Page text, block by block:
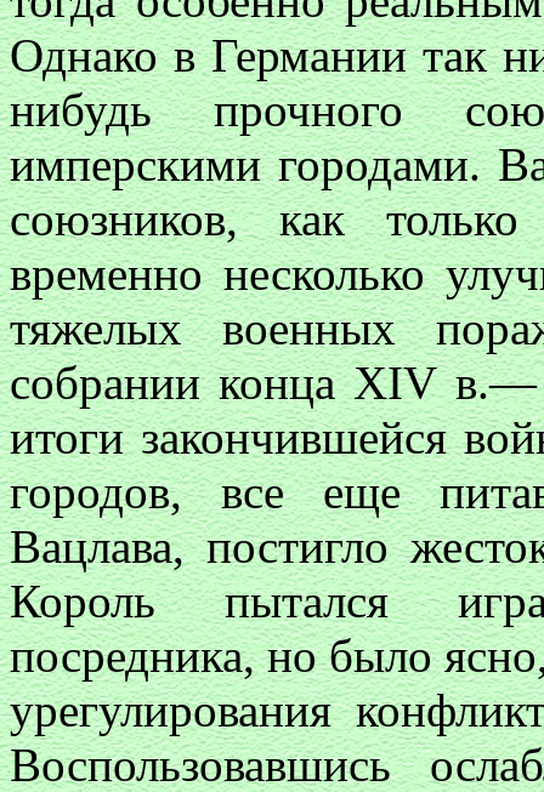
Однако в Германии так
нибудь прочного
имперскими городами.
союзников, как
временно несколько
тяжелых военных
собрании концаXIVв.—
итоги закончившейся
городов, все еще
Вацлава, постигло
Король пытался
посредника, но было
урегулирования
Воспользовавшись